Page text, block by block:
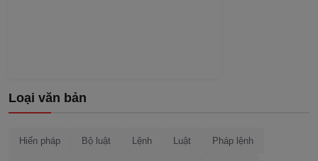
Loại văn bản
Hiến pháp Bộ luật Lệnh Luật Pháp lệnh